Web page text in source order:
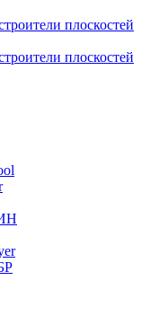
плоскостей
плоскостей